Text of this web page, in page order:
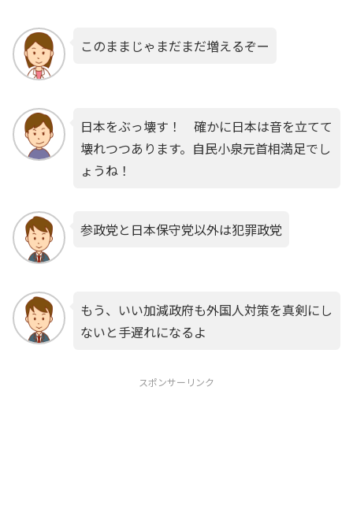
このままじゃまだまだ増えるぞー
日本をぶっ壊す！ 確かに日本は音を立てて
壊れつつあります。自民小泉元首相満足でし
ょうね！
参政党と日本保守党以外は犯罪政党
もう、いい加減政府も外国人対策を真剣にし
ないと手遅れになるよ
スポンサーリンク